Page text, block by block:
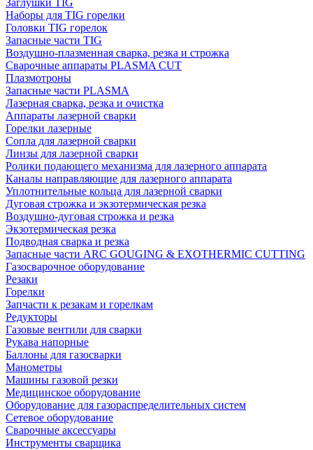
Заглушки TIG
Наборы для TIG горелки
Головки TIG горелок
Запасные части TIG
Воздушно-плазменная сварка, резка и строжка
Сварочные аппараты PLASMA CUT
Плазмотроны
Запасные части PLASMA
Лазерная сварка, резка и очистка
Аппараты лазерной сварки
Горелки лазерные
Сопла для лазерной сварки
Линзы для лазерной сварки
Ролики подающего механизма для лазерного аппарата
Каналы направляющие для лазерного аппарата
Уплотнительные кольца для лазерной сварки
Дуговая строжка и экзотермическая резка
Воздушно-дуговая строжка и резка
Экзотермическая резка
Подводная сварка и резка
Запасные части ARC GOUGING & EXOTHERMIC CUTTING
Газосварочное оборудование
Резаки
Горелки
Запчасти к резакам и горелкам
Редукторы
Газовые вентили для сварки
Рукава напорные
Баллоны для газосварки
Манометры
Машины газовой резки
Медицинское оборудование
Оборудование для газораспределительных систем
Сетевое оборудование
Сварочные аксессуары
Инструменты сварщика